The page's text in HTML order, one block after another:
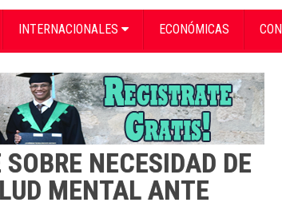
INTERNACIONALES ECONÓMICAS
NECESIDAD DE
MENTAL ANTE